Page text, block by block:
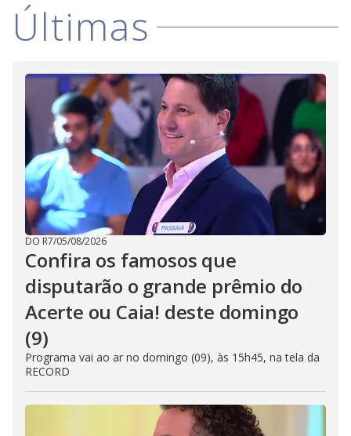
Últimas
DO R7/05/08/2026
Confira os famosos que
disputarão o grande prêmio do
Acerte ou Caia! deste domingo
(9)
Programa vai ao ar no domingo (09), às 15h45, na tela da
RECORD